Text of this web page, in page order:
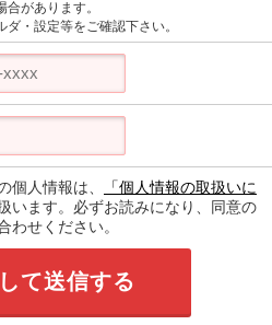
合があります。
・設定等をご確認下さい。
人情報は、
「個人情報の取扱いに
います。必ずお読みになり、同意の
わせください。
て送信する